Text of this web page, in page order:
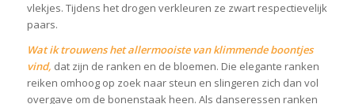
vlekjes. Tijdens het drogen verkleuren ze zwart respectievelijk
paars.
Wat ik trouwens het allermooiste van klimmende boontjes
vind, dat zijn de ranken en de bloemen. Die elegante ranken
reiken omhoog op zoek naar steun en slingeren zich dan vol
overgave om de bonenstaak heen. Als danseressen ranken